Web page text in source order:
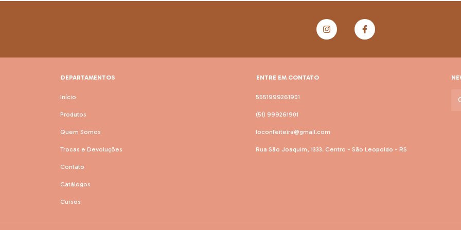
DEPARTAMENTOS
Início
Produtos
Quem Somos
Trocas e Devoluções
Contato
Catálogos
Cursos
ENTRE EM CONTATO
5551999261901
(51) 999261901
loconfeiteira@gmail.com
Rua São Joaquim, 1333. Centro - São Leopoldo - RS